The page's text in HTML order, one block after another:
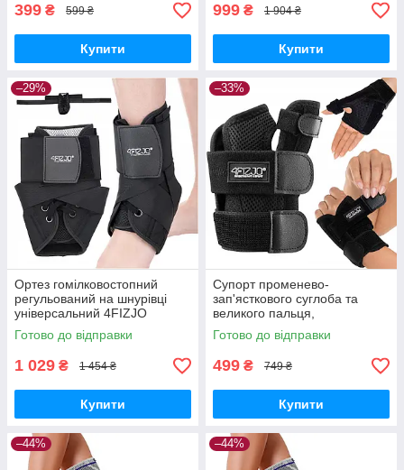
399 ₴ 599 ₴
Купити
999 ₴ 1 904 ₴
Купити
–29%
Ортез гомілковостопний
регульований на шнурівці
універсальний 4FIZJO
4FJ0635 1 штука GoodPlace -
worry-free-shopping-
Готово до відправки
1 029 ₴ 1 454 ₴
Купити
–33%
Супорт променево-
зап'ясткового суглоба та
великого пальця,
універсальний 4FIZJO P-
5907739317537, в комплекті
Готово до відправки
499 ₴ 749 ₴
Купити
–44% –44%